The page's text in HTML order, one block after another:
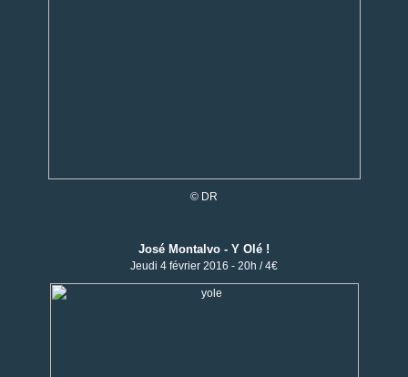
© DR
José Montalvo - Y Olé !
Jeudi 4 février 2016 - 20h / 4€